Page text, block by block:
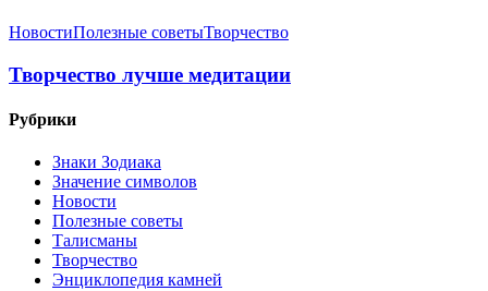
НовостиПолезные советыТворчество
Творчество лучше медитации
Рубрики
Знаки Зодиака
Значение символов
Новости
Полезные советы
Талисманы
Творчество
Энциклопедия камней